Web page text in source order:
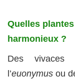
Quelles
harmonieux ?
Des vivaces
l’euonymus ou